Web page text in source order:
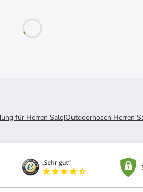
für Herren Sale|Outdoorhosen Herren